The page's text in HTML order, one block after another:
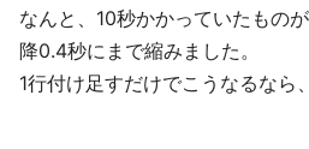
なんと、10秒かかっていたもの
降0.4秒にまで縮みました。
1行付け足すだけでこうなるなら